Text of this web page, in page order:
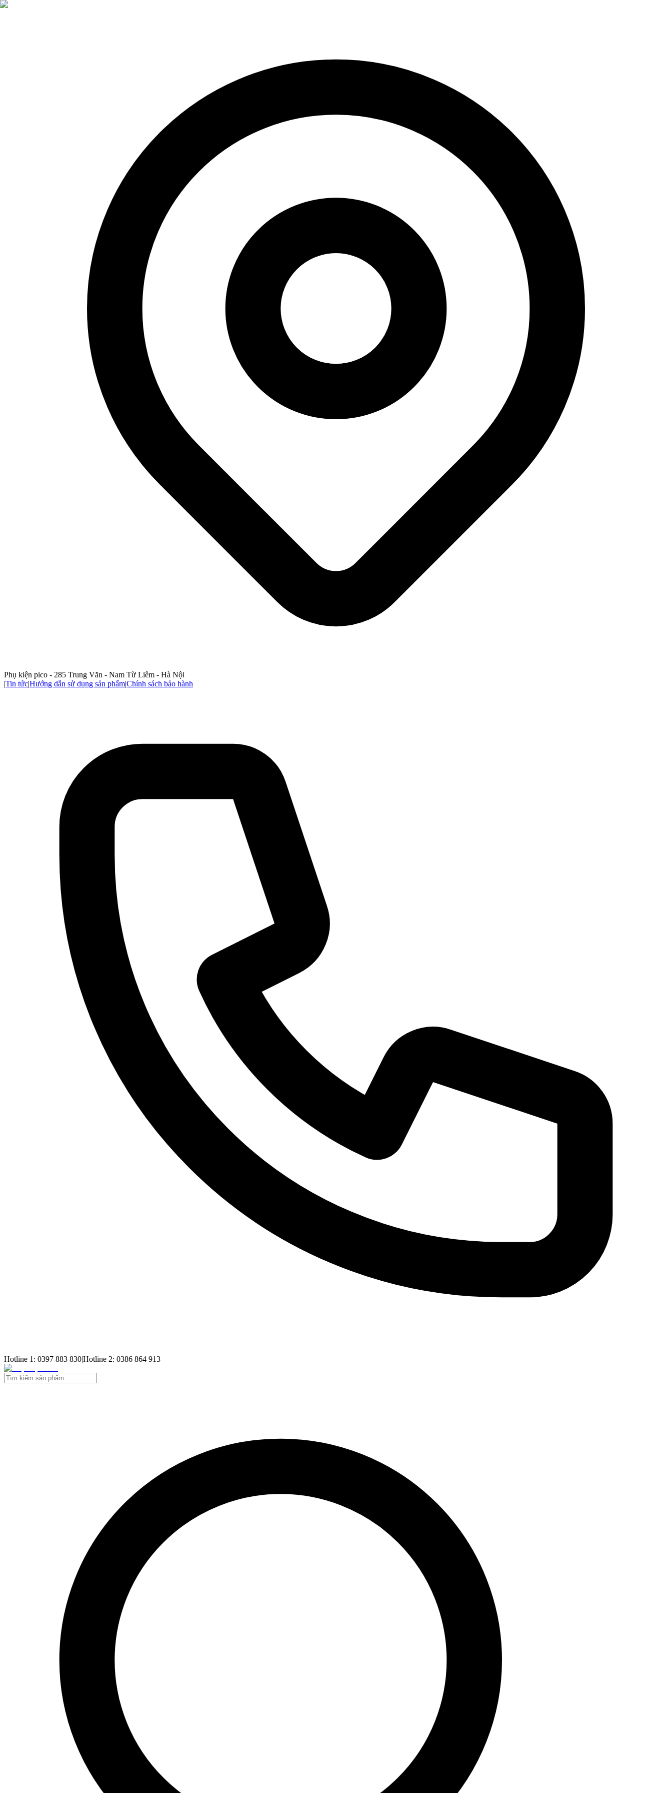
Phụ kiện pico - 285 Trung Văn - Nam Từ Liêm - Hà Nội
|Tin tức|Hướng dẫn sử dụng sản phẩm|Chính sách bảo hành
Hotline 1: 0397 883 830|Hotline 2: 0386 864 913